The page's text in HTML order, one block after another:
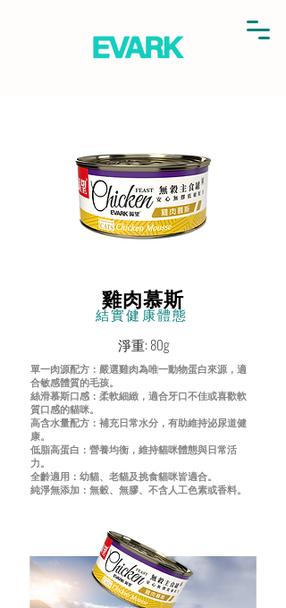
雞肉慕斯
結實健康體態
淨重: 80g
單一肉源配方：嚴選雞肉為唯一動物蛋白來源，適
合敏感體質的毛孩。
絲滑慕斯口感：柔軟細緻，適合牙口不佳或喜歡軟
質口感的貓咪。
高含水量配方：補充日常水分，有助維持泌尿道健
康。
低脂高蛋白：營養均衡，維持貓咪體態與日常活
力。
全齡適用：幼貓、老貓及挑食貓咪皆適合。
純淨無添加：無穀、無膠、不含人工色素或香料。